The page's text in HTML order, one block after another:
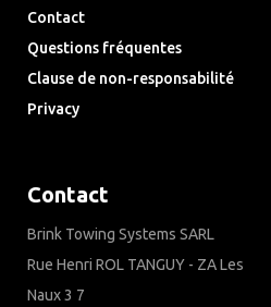
Contact
Questions fréquentes
Clause de non-responsabilité
Privacy
Contact
Brink Towing Systems SARL
Rue Henri ROL TANGUY - ZA Les
Naux 3 7